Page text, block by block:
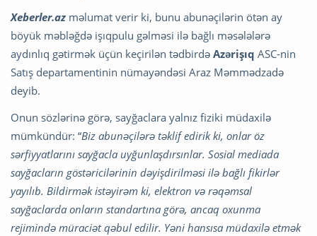
Xeberler.az məlumat verir ki, bunu abunəçilərin ötən ay
böyük məbləğdə işıqpulu gəlməsi ilə bağlı məsələlərə
aydınlıq gətirmək üçün keçirilən tədbirdə Azərişıq ASC-nin
Satış departamentinin nümayəndəsi Araz Məmmədzadə
deyib.
Onun sözlərinə görə, sayğaclara yalnız fiziki müdaxilə
mümkündür: “Biz abunəçilərə təklif edirik ki, onlar öz
sərfiyyatlarını sayğacla uyğunlaşdırsınlar. Sosial mediada
sayğacların göstəricilərinin dəyişdirilməsi ilə bağlı fikirlər
yayılıb. Bildirmək istəyirəm ki, elektron və rəqəmsal
sayğaclarda onların standartına görə, ancaq oxunma
rejimində müraciət qəbul edilir. Yəni hansısa müdaxilə etmək